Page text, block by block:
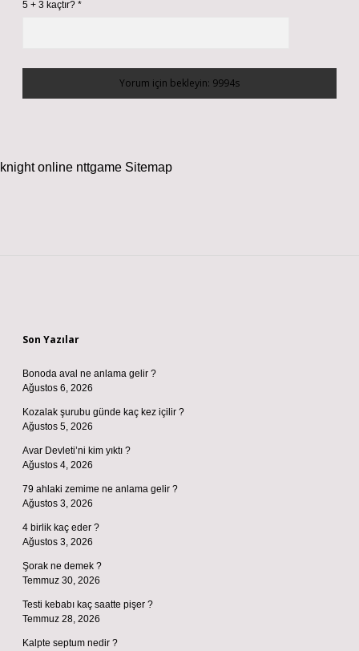
5 + 3 kaçtır? *
knight online nttgame Sitemap
Son Yazılar
Bonoda aval ne anlama gelir ?
Ağustos 6, 2026
Kozalak şurubu günde kaç kez içilir ?
Ağustos 5, 2026
Avar Devleti’ni kim yıktı ?
Ağustos 4, 2026
79 ahlaki zemime ne anlama gelir ?
Ağustos 3, 2026
4 birlik kaç eder ?
Ağustos 3, 2026
Şorak ne demek ?
Temmuz 30, 2026
Testi kebabı kaç saatte pişer ?
Temmuz 28, 2026
Kalpte septum nedir ?